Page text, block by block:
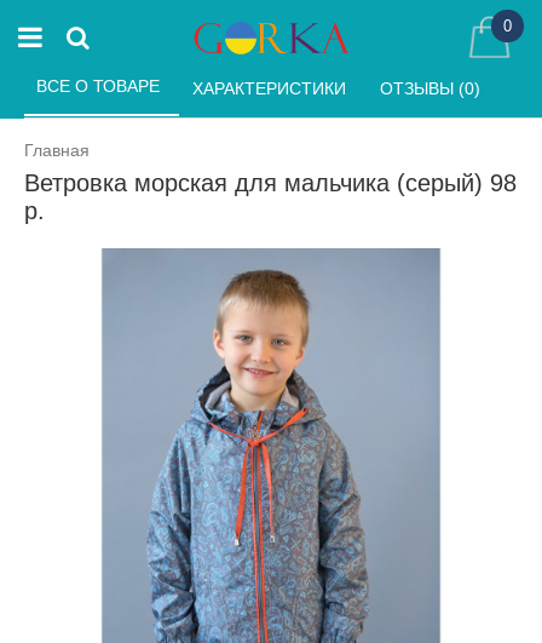
0
Главная
Ветровка морская для мальчика (серый) 98
р.
ВСЕ О ТОВАРЕ ХАРАКТЕРИСТИКИ ОТЗЫВЫ (0)